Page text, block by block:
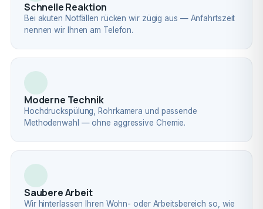
Schnelle Reaktion
Bei akuten Notfällen rücken wir zügig aus — Anfahrtszeit
nennen wir Ihnen am Telefon.
Moderne Technik
Hochdruckspülung, Rohrkamera und passende
Methodenwahl — ohne aggressive Chemie.
Saubere Arbeit
Wir hinterlassen Ihren Wohn- oder Arbeitsbereich so, wie